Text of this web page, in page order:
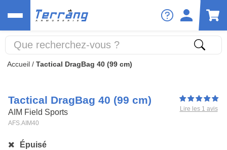
Accueil / Tactical DragBag 40 (99 cm)
Tactical DragBag 40 (99 cm)
AIM Field Sports
AFS.AIM40
Lire les 1 avis
Épuisé